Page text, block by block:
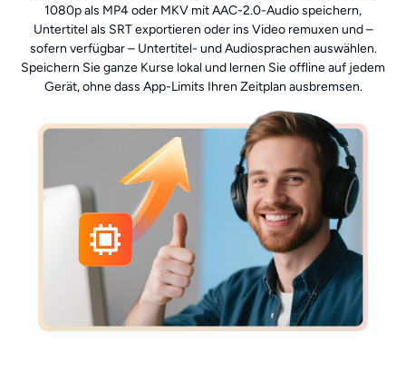
1080p als MP4 oder MKV mit AAC-2.0-Audio speichern,
Untertitel als SRT exportieren oder ins Video remuxen und –
sofern verfügbar – Untertitel- und Audiosprachen auswählen.
Speichern Sie ganze Kurse lokal und lernen Sie offline auf jedem
Gerät, ohne dass App-Limits Ihren Zeitplan ausbremsen.